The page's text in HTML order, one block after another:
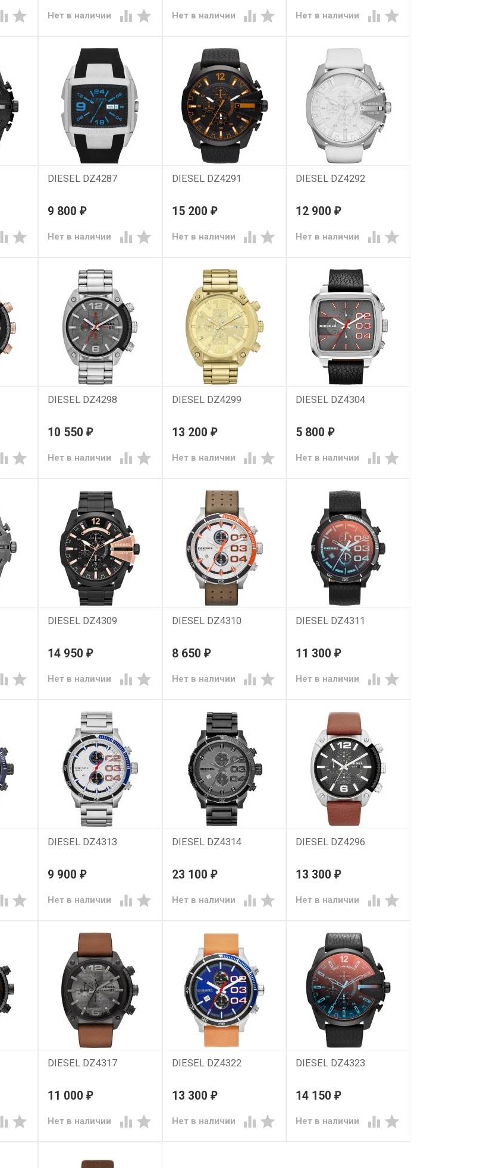
 Нет в наличии   Нет в наличии   Нет в наличии  

DIESEL DZ4287
9 800₽
Нет в наличии  
DIESEL DZ4291
15 200 ₽
Нет в наличии  
DIESEL DZ4292
12 900₽
Нет в наличии  

DIESEL DZ4298
10 550₽
Нет в наличии  
DIESEL DZ4299
13 200 ₽
Нет в наличии  
DIESEL DZ4304
5 800₽
Нет в наличии  

DIESEL DZ4309
14 950₽
Нет в наличии  
DIESEL DZ4310
8 650 ₽
Нет в наличии  
DIESEL DZ4311
11 300₽
Нет в наличии  

DIESEL DZ4313
9 900₽
Нет в наличии  
DIESEL DZ4314
23 100 ₽
Нет в наличии  
DIESEL DZ4296
13 300₽
Нет в наличии  

DIESEL DZ4317
11 000₽
Нет в наличии  
DIESEL DZ4322
13 300 ₽
Нет в наличии  
DIESEL DZ4323
14 150₽
Нет в наличии  